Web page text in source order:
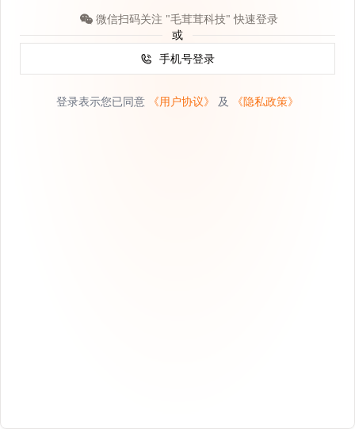
手机号登录
或
微信扫码关注 "毛茸茸科技" 快速登录
登录表示您已同意 《用户协议》 及 《隐私政策》